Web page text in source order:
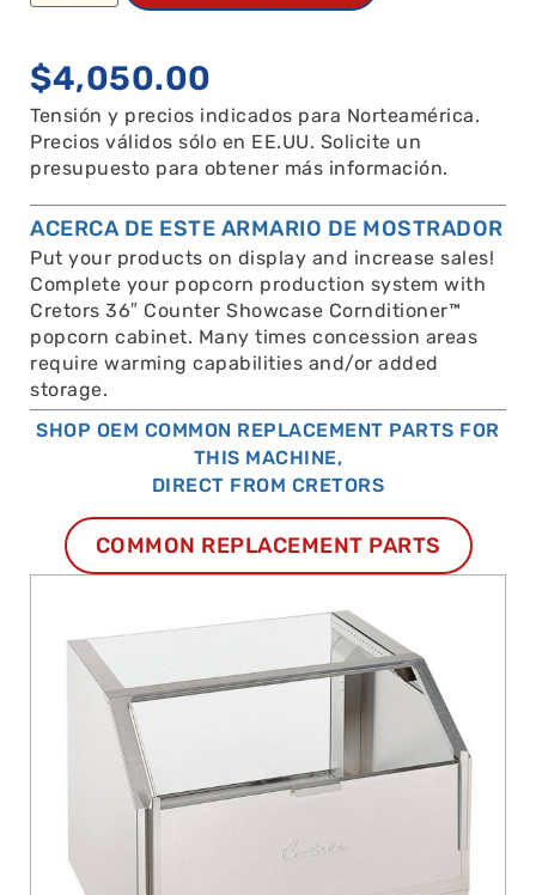
$4,050.00
Tensión y precios indicados para Norteamérica.
Precios válidos sólo en EE.UU. Solicite un
presupuesto para obtener más información.
ACERCA DE ESTE ARMARIO DE MOSTRADOR
Put your products on display and increase sales!
Complete your popcorn production system with
Cretors 36″ Counter Showcase Cornditioner™
popcorn cabinet. Many times concession areas
require warming capabilities and/or added
storage.
SHOP OEM COMMON REPLACEMENT PARTS FOR
THIS MACHINE,
DIRECT FROM CRETORS
COMMON REPLACEMENT PARTS